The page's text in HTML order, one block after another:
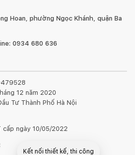
Hoan, phường Ngọc Khánh, quận Ba
0934 680 636
12 năm 2020
Tư Thành Phố Hà Nội
ngày 10/05/2022
Kết nối thiết kế, thi công